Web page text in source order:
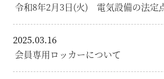
令和8年2月3日(火) 電気設備の法定
2025.03.16
会員専用ロッカーについて